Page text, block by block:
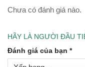
Chưa có đánh giá nào.
HÃY LÀ NGƯỜI ĐẦU
Đánh giá của bạn *